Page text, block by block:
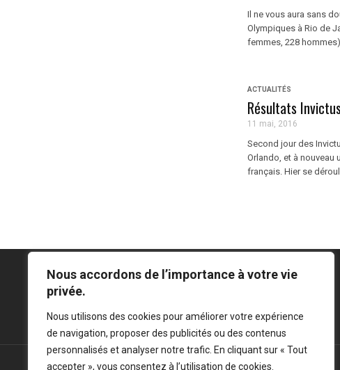
Nous accordons de l’importance à votre vie
privée.
Nous utilisons des cookies pour améliorer votre expérience
de navigation, proposer des publicités ou des contenus
personnalisés et analyser notre trafic. En cliquant sur « Tout
accepter », vous consentez à l’utilisation de cookies.
Il ne vous aura sans
Olympiques à Rio de
femmes, 228
ACTUALITÉS
Résultats
11 mai, 2016
Second jour des
Orlando, et à nouveau
français. Hier se
Mentions légales -Politique de confidentialité